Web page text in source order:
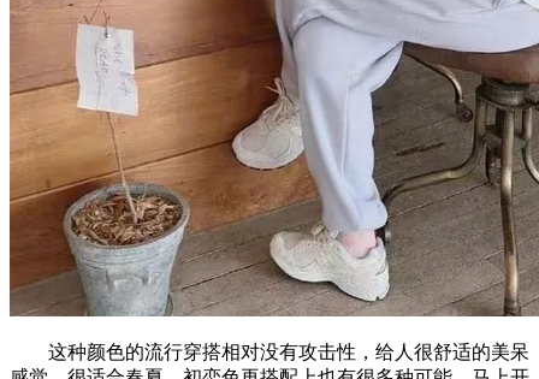
这种颜色的流行穿搭相对没有攻击性，给人很舒适的美呆